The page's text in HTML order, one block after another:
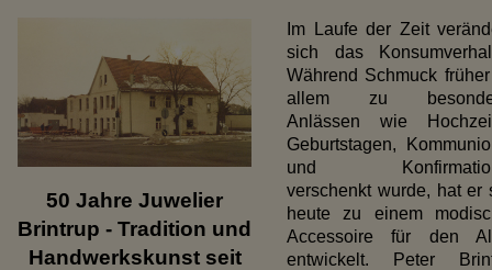
50 Jahre Juwelier
Brintrup - Tradition und
Handwerkskunst seit
Im Laufe der Zeit
sich das
Während Schmuck
allem zu
Anlässen wie
Geburtstagen,
und
verschenkt wurde, hat er
heute zu einem
Accessoire für den
entwickelt. Peter